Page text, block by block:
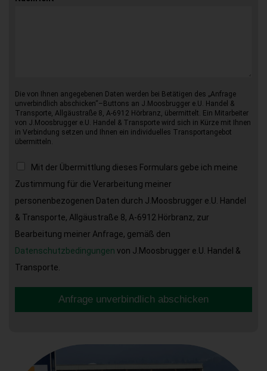
Die von Ihnen angegebenen Daten werden bei Betätigen des „Anfrage
unverbindlich abschicken“–Buttons an J.Moosbrugger e.U. Handel &
Transporte, Allgäustraße 8, A-6912 Hörbranz, übermittelt. Ein Mitarbeiter
von J.Moosbrugger e.U. Handel & Transporte wird sich in Kürze mit Ihnen
in Verbindung setzen und Ihnen ein individuelles Transportangebot
übermitteln.
Mit der Übermittlung dieses Formulars gebe ich meine
Zustimmung für die Verarbeitung meiner
personenbezogenen Daten durch J.Moosbrugger e.U. Handel
& Transporte, Allgäustraße 8, A-6912 Hörbranz, zur
Bearbeitung meiner Anfrage, gemäß den
Datenschutzbedingungen von J.Moosbrugger e.U. Handel &
Transporte.
Anfrage unverbindlich abschicken